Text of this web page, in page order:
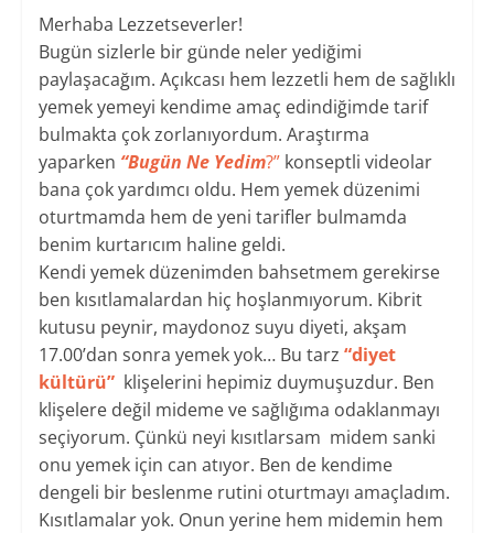
Merhaba Lezzetseverler!
Bugün sizlerle bir günde neler yediğimi
paylaşacağım. Açıkcası hem lezzetli hem de sağlıklı
yemek yemeyi kendime amaç edindiğimde tarif
bulmakta çok zorlanıyordum. Araştırma
yaparken “Bugün Ne Yedim?”konseptli videolar
bana çok yardımcı oldu. Hem yemek düzenimi
oturtmamda hem de yeni tarifler bulmamda
benim kurtarıcım haline geldi.
Kendi yemek düzenimden bahsetmem gerekirse
ben kısıtlamalardan hiç hoşlanmıyorum. Kibrit
kutusu peynir, maydonoz suyu diyeti, akşam
17.00’dan sonra yemek yok… Bu tarz “diyet
kültürü”klişelerini hepimiz duymuşuzdur. Ben
klişelere değil mideme ve sağlığıma odaklanmayı
seçiyorum. Çünkü neyi kısıtlarsam midem sanki
onu yemek için can atıyor. Ben de kendime
dengeli bir beslenme rutini oturtmayı amaçladım.
Kısıtlamalar yok. Onun yerine hem midemin hem